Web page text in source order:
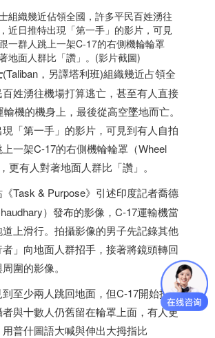
組織幾近佔領全國，許多平民百姓湧往
近日推特出現「第一手」的影片，可見
一群人跳上一架C-17的右側機輪輪罩
地面人群比「讚」。(影片截圖)
(Taliban，另譯塔利班)組織幾近占領全
姓湧往機場打算逃亡，甚至有人直接
機的機身上，最後從高空墜地而亡。
「第一手」的影片，可見到有人自拍
一架C-17的右側機輪輪罩（Wheel
更有人對著地面人群比「讚」。
Task & Purpose》引述印度記者喬德
）發布的影像，C-17運輸機當
上滑行。拍攝影像的男子先記錄其他
」向地面人群招手，接著將鏡頭轉回
圍的影像。
至少兩人跳回地面，但C-17開始提升
與十數人仍舊留在輪罩上面，有人更
普什圖語大喊與伸出大拇指比